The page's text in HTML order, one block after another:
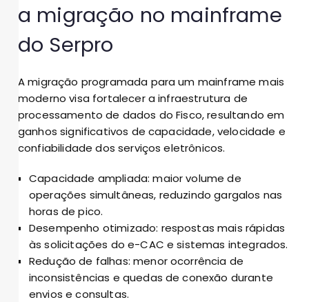
a migração no mainframe
do Serpro
A migração programada para um mainframe mais
moderno visa fortalecer a infraestrutura de
processamento de dados do Fisco, resultando em
ganhos significativos de capacidade, velocidade e
confiabilidade dos serviços eletrônicos.
Capacidade ampliada: maior volume de
operações simultâneas, reduzindo gargalos nas
horas de pico.
Desempenho otimizado: respostas mais rápidas
às solicitações do e-CAC e sistemas integrados.
Redução de falhas: menor ocorrência de
inconsistências e quedas de conexão durante
envios e consultas.